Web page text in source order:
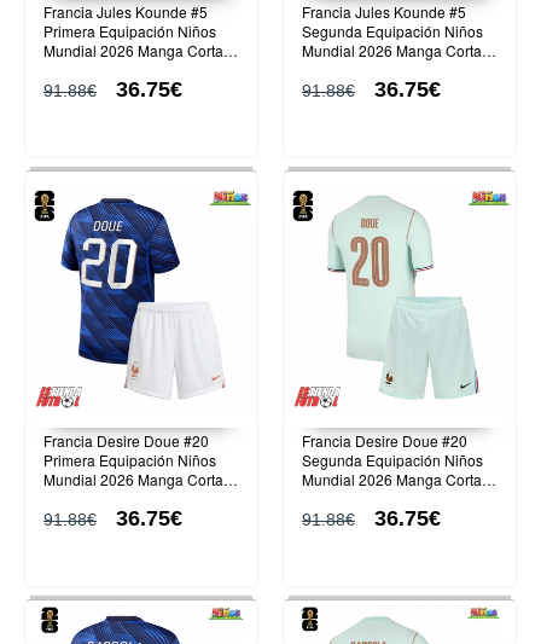
Francia Jules Kounde #5
Primera Equipación Niños
Mundial 2026 Manga Corta
91.88€ 36.75€
Francia Jules Kounde #5
Segunda Equipación Niños
Mundial 2026 Manga Corta
91.88€ 36.75€
Francia Desire Doue #20
Primera Equipación Niños
Mundial 2026 Manga Corta
91.88€ 36.75€
Francia Desire Doue #20
Segunda Equipación Niños
Mundial 2026 Manga Corta
91.88€ 36.75€